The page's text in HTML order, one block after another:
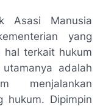
Asasi Manusia
yang
hal terkait hukum
adalah
menjalankan
hukum. Dipimpin